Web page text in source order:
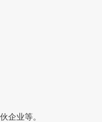
企业等。